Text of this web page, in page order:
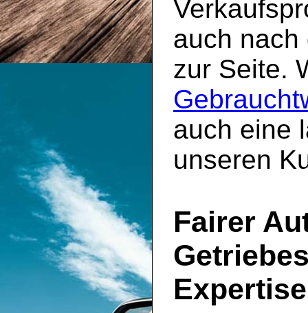
auch nach
zur Seite.
auch eine
unseren
Fairer